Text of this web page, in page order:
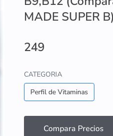
MADE SUPER B)
249
CATEGORIA
Perfil de Vitaminas
Compara Precios